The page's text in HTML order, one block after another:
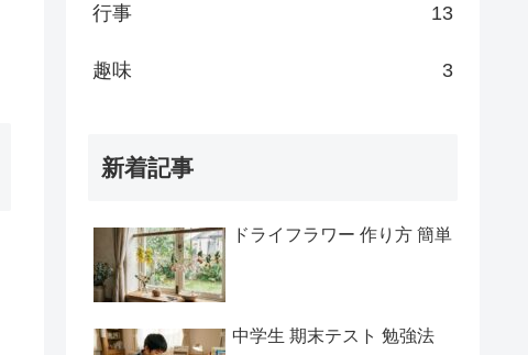
行事 13
趣味 3
新着記事
ドライフラワー 作り方 簡単
中学生 期末テスト 勉強法